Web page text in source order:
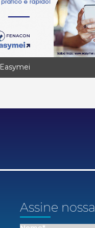
Easymei
Assine nossa